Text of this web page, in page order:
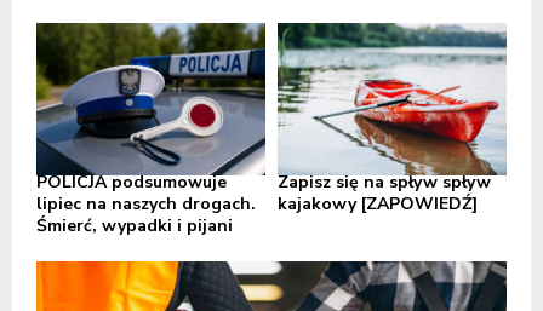
POLICJA podsumowuje
lipiec na naszych drogach.
Śmierć, wypadki i pijani
Zapisz się na spływ spływ
kajakowy [ZAPOWIEDŹ]